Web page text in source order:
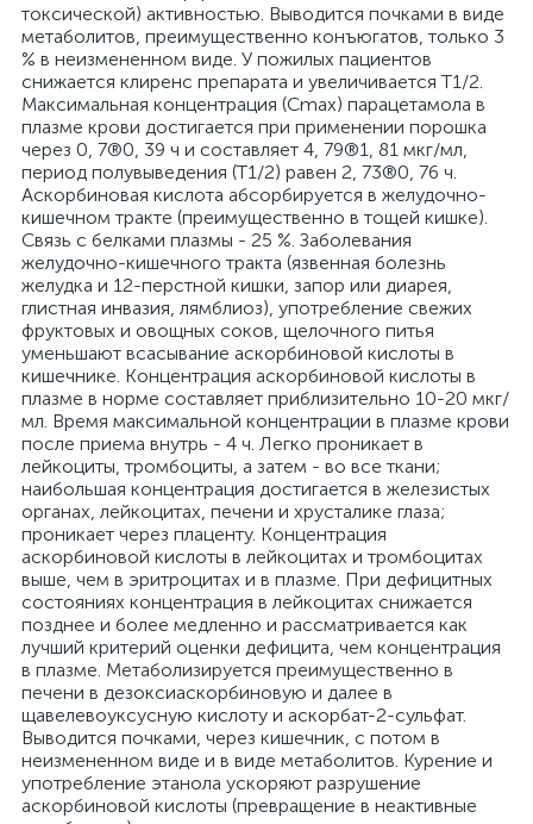
токсической) активностью. Выводится почками в виде
метаболитов, преимущественно конъюгатов, только 3
% в неизмененном виде. У пожилых пациентов
снижается клиренс препарата и увеличивается T1/2.
Максимальная концентрация (Cmax) парацетамола в
плазме крови достигается при применении порошка
через 0, 7®0, 39 ч и составляет 4, 79®1, 81 мкг/мл,
период полувыведения (T1/2) равен 2, 73®0, 76 ч.
Аскорбиновая кислота абсорбируется в желудочно-
кишечном тракте (преимущественно в тощей кишке).
Связь с белками плазмы - 25 %. Заболевания
желудочно-кишечного тракта (язвенная болезнь
желудка и 12-перстной кишки, запор или диарея,
глистная инвазия, лямблиоз), употребление свежих
фруктовых и овощных соков, щелочного питья
уменьшают всасывание аскорбиновой кислоты в
кишечнике. Концентрация аскорбиновой кислоты в
плазме в норме составляет приблизительно 10-20 мкг/
мл. Время максимальной концентрации в плазме крови
после приема внутрь - 4 ч. Легко проникает в
лейкоциты, тромбоциты, а затем - во все ткани;
наибольшая концентрация достигается в железистых
органах, лейкоцитах, печени и хрусталике глаза;
проникает через плаценту. Концентрация
аскорбиновой кислоты в лейкоцитах и тромбоцитах
выше, чем в эритроцитах и в плазме. При дефицитных
состояниях концентрация в лейкоцитах снижается
позднее и более медленно и рассматривается как
лучший критерий оценки дефицита, чем концентрация
в плазме. Метаболизируется преимущественно в
печени в дезоксиаскорбиновую и далее в
щавелевоуксусную кислоту и аскорбат-2-сульфат.
Выводится почками, через кишечник, с потом в
неизмененном виде и в виде метаболитов. Курение и
употребление этанола ускоряют разрушение
аскорбиновой кислоты (превращение в неактивные